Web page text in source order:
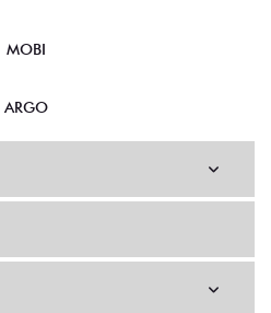
MOBI
ARGO